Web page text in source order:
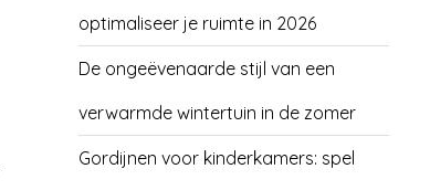
optimaliseer je ruimte in 2026
De ongeëvenaarde stijl van een
verwarmde wintertuin in de zomer
Gordijnen voor kinderkamers: spel